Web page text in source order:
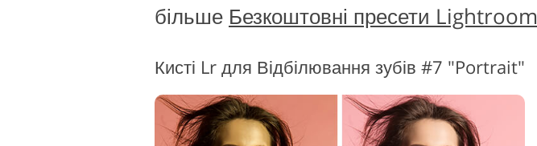
більше Безкоштовні пресети Lightroom
Кисті Lr для Відбілювання зубів #7 "Portrait"